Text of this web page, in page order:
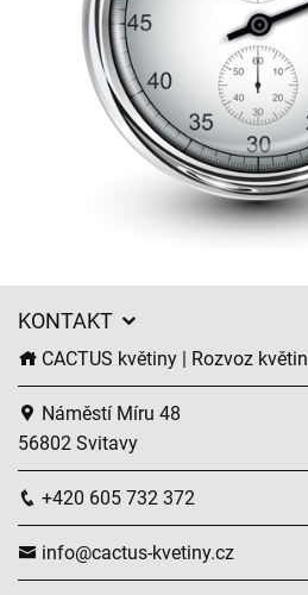
KONTAKT
CACTUS květiny | Rozvoz květin
Náměstí Míru 48
56802 Svitavy
+420 605 732 372
info@cactus-kvetiny.cz